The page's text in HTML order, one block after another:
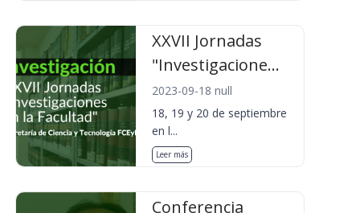
XXVII Jornadas
"Investigacione...
2023-09-18 null
18, 19 y 20 de septiembre
en l...
Leer más
Conferencia